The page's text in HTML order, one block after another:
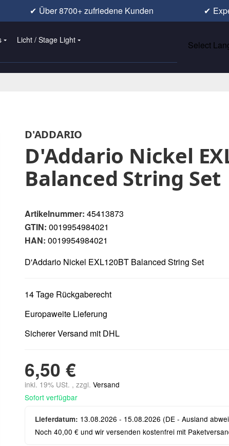
✔ Über 8700+ zufriedene Kunden ✔
Licht / Stage Light
Select
D'ADDARIO
D'Addario Nickel
Balanced String Set
Artikelnummer: 45413873
GTIN: 0019954984021
HAN: 0019954984021
D'Addario Nickel EXL120BT Balanced String Set
14 Tage Rückgaberecht
Europaweite Lieferung
Sicherer Versand mit DHL
6,50 €
inkl. 19% USt. , zzgl. Versand
Sofort verfügbar
Lieferdatum: 13.08.2026 - 15.08.2026 (DE - Ausland
Noch 40,00 € und wir versenden kostenfrei mit